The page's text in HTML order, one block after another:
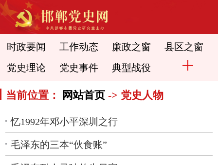
时政要闻 工作动态 廉政之窗 县区之窗
党史理论 党史事件 典型战役
当前位置： 网站首页 -> 党史人物
忆1992年邓小平深圳之行
毛泽东的三本“伙食账”